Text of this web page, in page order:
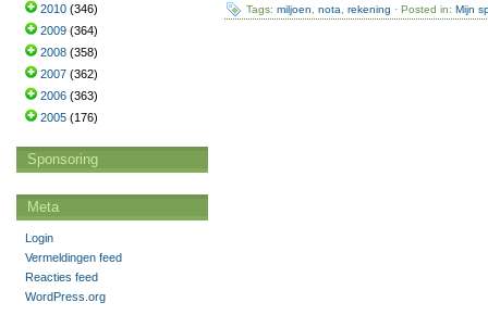
Tags: miljoen nota rekening · Posted in: Mijn
2010 (346)
2009 (364)
2008 (358)
2007 (362)
2006 (363)
2005 (176)
Sponsoring
Meta
Login
Vermeldingen feed
Reacties feed
WordPress.org